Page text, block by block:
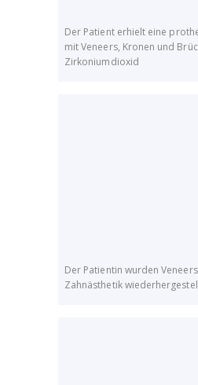
Der Patient erhielt eine
mit Veneers, Kronen und
Zirkoniumdioxid
Der Patientin wurden
Zahnästhetik